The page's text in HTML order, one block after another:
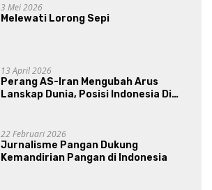
3 Mei 2026
Melewati Lorong Sepi
13 April 2026
Perang AS-Iran Mengubah Arus
Lanskap Dunia, Posisi Indonesia Di
22 Februari 2026
Jurnalisme Pangan Dukung
Kemandirian Pangan di Indonesia